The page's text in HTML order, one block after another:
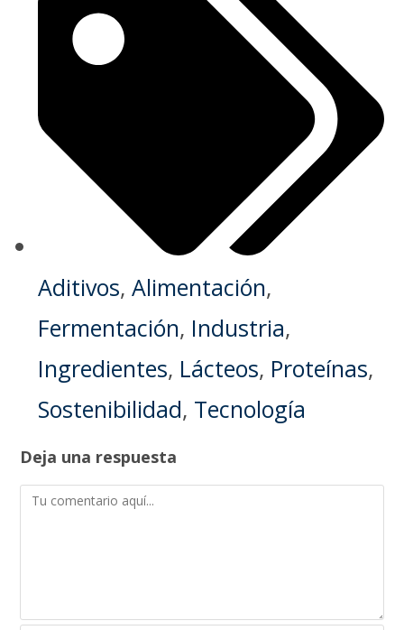
Aditivos,Alimentación,
Fermentación, Industria,
Ingredientes, Lácteos, Proteínas,
Sostenibilidad, Tecnología
Deja una respuesta